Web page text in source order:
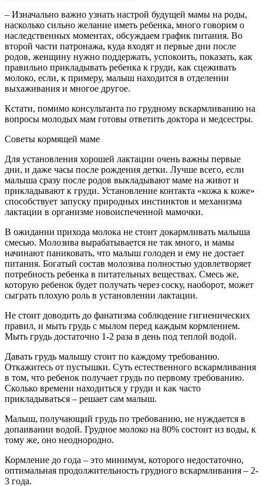
– Изначально важно узнать настрой будущей мамы на роды,
насколько сильно желание иметь ребенка, много говорим о
наследственных моментах, обсуждаем график питания. Во
второй части патронажа, куда входят и первые дни после
родов, женщину нужно поддержать, успокоить, показать, как
правильно прикладывать ребенка к груди, как сцеживать
молоко, если, к примеру, малыш находится в отделении
выхаживания и многое другое.
Кстати, помимо консультанта по грудному вскармливанию на
вопросы молодых мам готовы ответить доктора и медсестры.
Советы кормящей маме
Для установления хорошей лактации очень важны первые
дни, и даже часы после рождения детки. Лучше всего, если
малыша сразу после родов выкладывают маме на живот и
прикладывают к груди. Установление контакта «кожа к коже»
способствует запуску природных инстинктов и механизма
лактации в организме новоиспеченной мамочки.
В ожидании прихода молока не стоит докармливать малыша
смесью. Молозива вырабатывается не так много, и мамы
начинают паниковать, что малыш голоден и ему не достает
питания. Богатый состав молозива полностью удовлетворяет
потребность ребенка в питательных веществах. Смесь же,
которую ребенок будет получать через соску, наоборот, может
сыграть плохую роль в установлении лактации.
Не стоит доводить до фанатизма соблюдение гигиенических
правил, и мыть грудь с мылом перед каждым кормлением.
Мыть грудь достаточно 1-2 раза в день под теплой водой.
Давать грудь малышу стоит по каждому требованию.
Откажитесь от пустышки. Суть естественного вскармливания
в том, что ребенок получает грудь по первому требованию.
Сколько времени находиться у груди и как часто
прикладываться – решает сам малыш.
Малыш, получающий грудь по требованию, не нуждается в
допаивании водой. Грудное молоко на 80% состоит из воды, к
тому же, оно неоднородно.
Кормление до года – это минимум, которого недостаточно,
оптимальная продолжительность грудного вскармливания – 2-
3 года.